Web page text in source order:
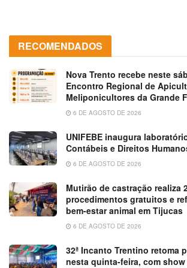
RECOMENDADOS
Nova Trento recebe neste
Encontro Regional de
Meliponicultores da Grande
6 DE AGOSTO DE 2026
UNIFEBE inaugura
Contábeis e Direitos
6 DE AGOSTO DE 2026
Mutirão de castração realiza
procedimentos gratuitos e
bem-estar animal em Tijucas
6 DE AGOSTO DE 2026
32ª Incanto Trentino retoma
nesta quinta-feira, com